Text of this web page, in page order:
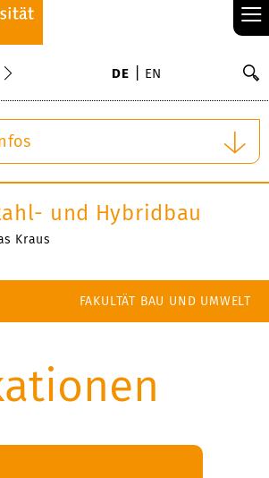
≡
DE EN
und Hybridbau
Kraus
FAKULTÄT BAU UND UMWELT